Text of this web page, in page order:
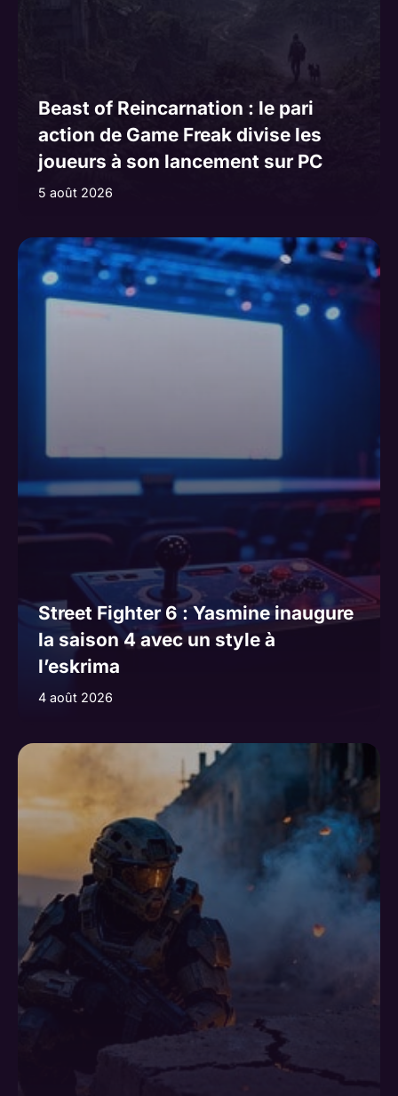
Beast of Reincarnation : le pari
action de Game Freak divise les
joueurs à son lancement sur PC
5 août 2026
Street Fighter 6 : Yasmine inaugure
la saison 4 avec un style à
l’eskrima
4 août 2026